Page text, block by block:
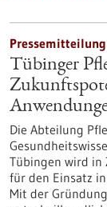
Pressemitteilung
Tübinger
Die Abteilung
Tübingen wird in
für den Einsatz
Mit der